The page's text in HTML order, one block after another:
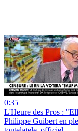
0:35
L'Heure des Pros :
Philippe Guibert en